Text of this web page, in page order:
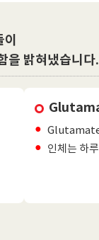
을 밝혀냈습니다.
Glutamate
인체는 하